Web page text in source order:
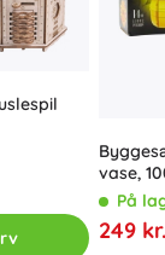
vase,
På
249 kr.